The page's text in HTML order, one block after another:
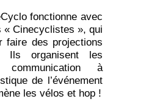
fonctionne avec
« Cinecyclistes », qui
faire des projections
Ils organisent les
communication à
de l’événement
les vélos et hop !